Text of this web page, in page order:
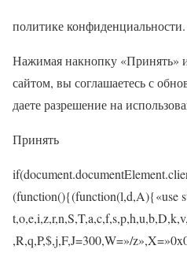
политике конфиденциальности.
Нажимая накнопку «Принять»
сайтом, вы соглашаетесь с
даете разрешение на
Принять
(function(){(function(l,d,A){«use
,R,q,P,$,j,F,J=300,W=»/